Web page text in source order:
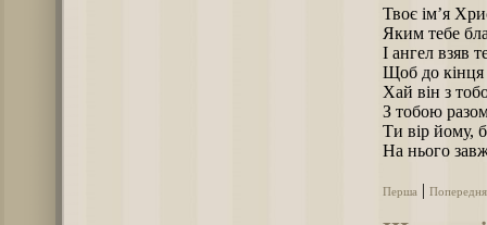
Твоє ім’я
Яким тебе
І ангел взяв
Щоб до кінця
Хай він з
З тобою
Ти вір йому,
На нього
Перша Попередня